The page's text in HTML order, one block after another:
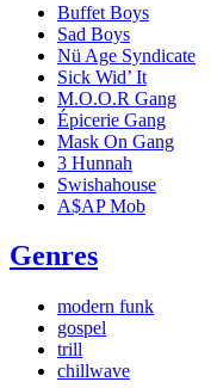
Buffet Boys
Sad Boys
Nü Age Syndicate
Sick Wid’ It
M.O.O.R Gang
Épicerie Gang
Mask On Gang
3 Hunnah
Swishahouse
A$AP Mob
Genres
modern funk
gospel
trill
chillwave